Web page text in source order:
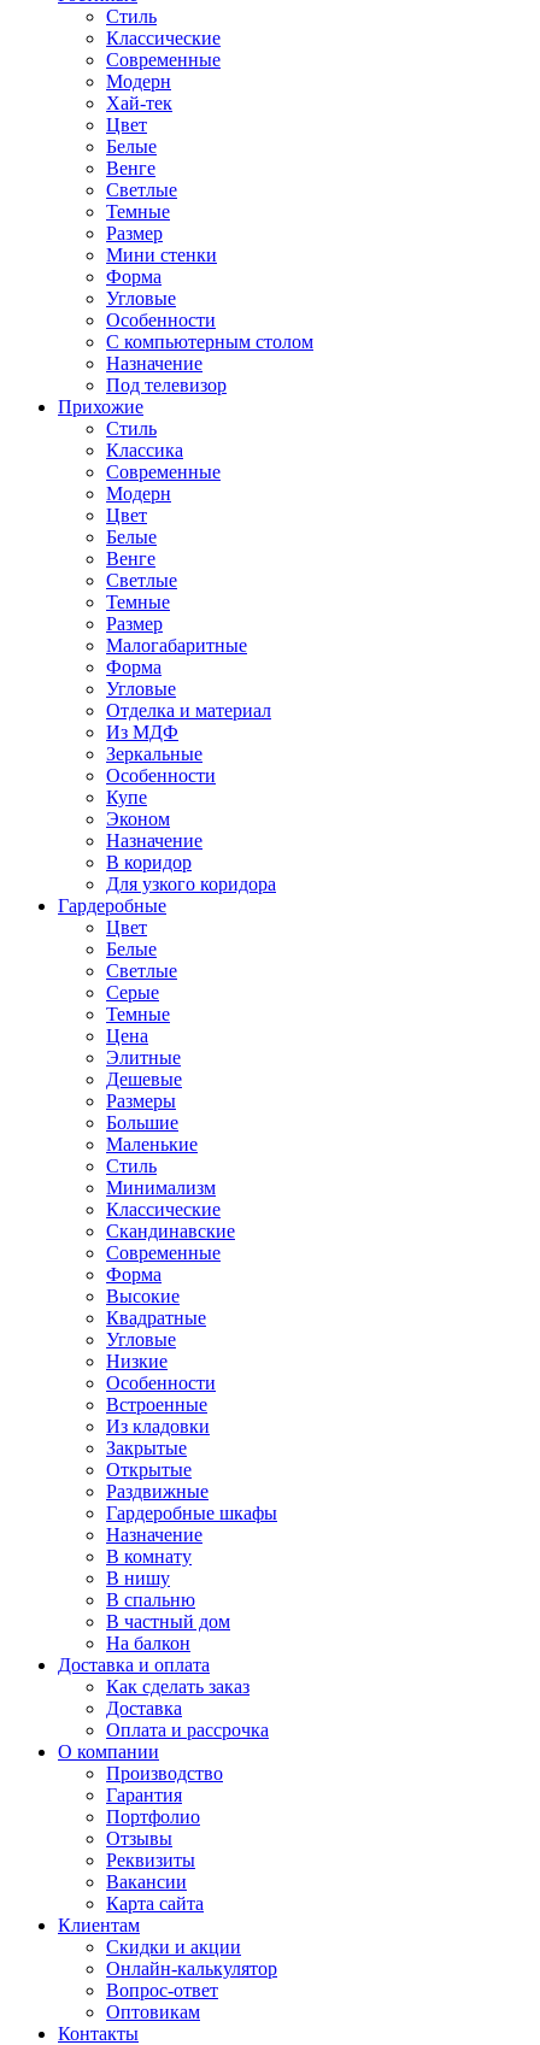
Стиль
Классические
Современные
Модерн
Хай-тек
Цвет
Белые
Венге
Светлые
Темные
Размер
Мини стенки
Форма
Угловые
Особенности
С компьютерным столом
Назначение
Под телевизор
Прихожие
Стиль
Классика
Современные
Модерн
Цвет
Белые
Венге
Светлые
Темные
Размер
Малогабаритные
Форма
Угловые
Отделка и материал
Из МДФ
Зеркальные
Особенности
Купе
Эконом
Назначение
В коридор
Для узкого коридора
Гардеробные
Цвет
Белые
Светлые
Серые
Темные
Цена
Элитные
Дешевые
Размеры
Большие
Маленькие
Стиль
Минимализм
Классические
Скандинавские
Современные
Форма
Высокие
Квадратные
Угловые
Низкие
Особенности
Встроенные
Из кладовки
Закрытые
Открытые
Раздвижные
Гардеробные шкафы
Назначение
В комнату
В нишу
В спальню
В частный дом
На балкон
Доставка и оплата
Как сделать заказ
Доставка
Оплата и рассрочка
О компании
Производство
Гарантия
Портфолио
Отзывы
Реквизиты
Вакансии
Карта сайта
Клиентам
Скидки и акции
Онлайн-калькулятор
Вопрос-ответ
Оптовикам
Контакты